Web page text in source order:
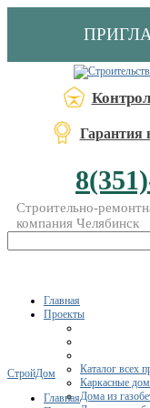
Гарантия
Строительно-
компания Челябинск
Главная
Проекты
Каталог всех
Каркасные
Дома из
СтройДом
Главная